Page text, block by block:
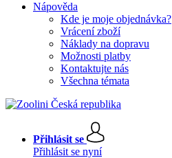
Nápověda
Kde je moje objednávka?
Vrácení zboží
Náklady na dopravu
Možnosti platby
Kontaktujte nás
Všechna témata
Přihlásit se
Přihlásit se nyní